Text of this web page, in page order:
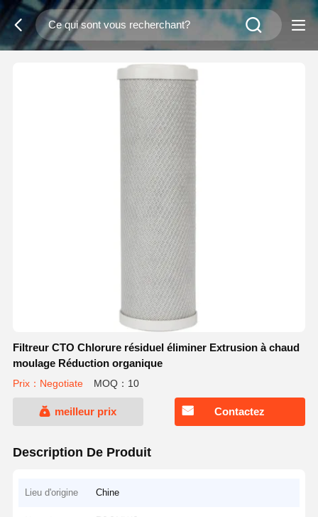
Filtreur CTO Chlorure résiduel éliminer Extrusion à chaud
moulage Réduction organique
Prix：Negotiate MOQ：10
meilleur prix Contactez
Description De Produit
Lieu d'origine Chine